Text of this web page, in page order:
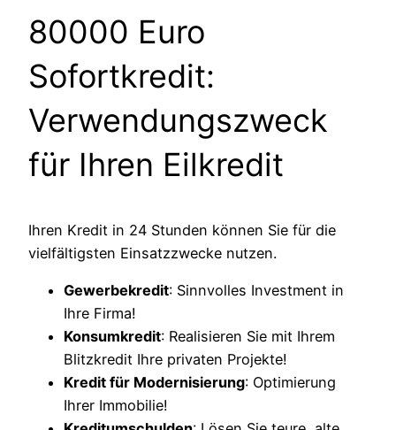
80000 Euro
Sofortkredit:
Verwendungszweck
für Ihren Eilkredit
Ihren Kredit in 24 Stunden können Sie für die
vielfältigsten Einsatzzwecke nutzen.
Gewerbekredit: Sinnvolles Investment in
Ihre Firma!
Konsumkredit: Realisieren Sie mit Ihrem
Blitzkredit Ihre privaten Projekte!
Kredit für Modernisierung: Optimierung
Ihrer Immobilie!